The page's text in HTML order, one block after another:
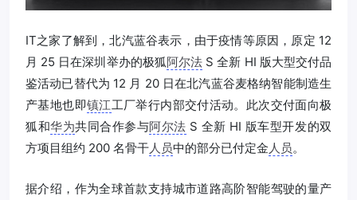
IT之家了解到，北汽蓝谷表示，由于疫情等原因，原定 12
月 25 日在深圳举办的极狐阿尔法 S 全新 HI 版大型交付品
鉴活动已替代为 12 月 20 日在北汽蓝谷麦格纳智能制造生
产基地也即镇江工厂举行内部交付活动。此次交付面向极
狐和华为共同合作参与阿尔法 S 全新 HI 版车型开发的双
方项目组约 200 名骨干人员中的部分已付定金人员。
据介绍，作为全球首款支持城市道路高阶智能驾驶的量产